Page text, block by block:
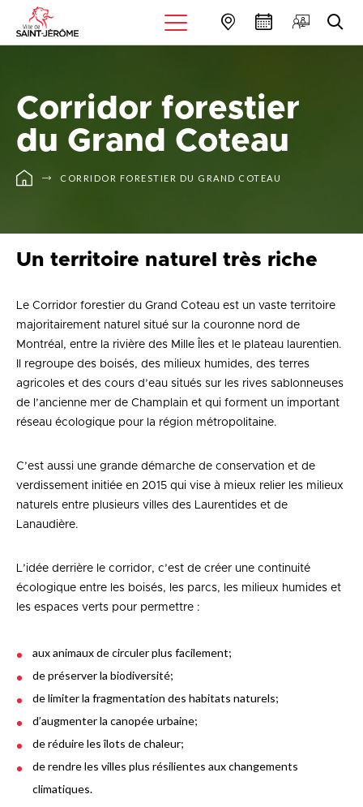
Corridor forestier
du Grand Coteau
CORRIDOR FORESTIER DU GRAND COTEAU
Un territoire naturel très riche
Le Corridor forestier du Grand Coteau est un vaste territoire
majoritairement naturel situé sur la couronne nord de
Montréal, entre la rivière des Mille Îles et le plateau laurentien.
Il regroupe des boisés, des milieux humides, des terres
agricoles et des cours d’eau situés sur les rives sablonneuses
de l’ancienne mer de Champlain et qui forment un important
réseau écologique pour la région métropolitaine.
C’est aussi une grande démarche de conservation et de
verdissement initiée en 2015 qui vise à mieux relier les milieux
naturels entre plusieurs villes des Laurentides et de
Lanaudière.
L’idée derrière le corridor, c’est de créer une continuité
écologique entre les boisés, les parcs, les milieux humides et
les espaces verts pour permettre :
aux animaux de circuler plus facilement;
de préserver la biodiversité;
de limiter la fragmentation des habitats naturels;
d’augmenter la canopée urbaine;
de réduire les îlots de chaleur;
de rendre les villes plus résilientes aux changements
climatiques.